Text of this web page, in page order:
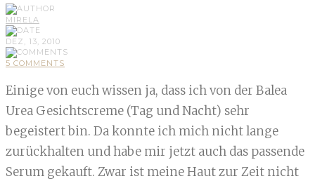
MIRELA
DEZ, 13, 2010
5 COMMENTS
Einige von euch wissen ja, dass ich von der Balea
Urea Gesichtscreme (Tag und Nacht) sehr
begeistert bin. Da konnte ich mich nicht lange
zurückhalten und habe mir jetzt auch das passende
Serum gekauft. Zwar ist meine Haut zur Zeit nicht